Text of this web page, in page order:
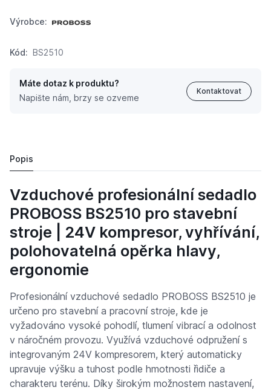
Výrobce:
Kód: BS2510
Máte dotaz k produktu?
Napište nám, brzy se ozveme
Kontaktovat
Popis
Vzduchové profesionální sedadlo
PROBOSS BS2510 pro stavební
stroje | 24V kompresor, vyhřívání,
polohovatelná opěrka hlavy,
ergonomie
Profesionální vzduchové sedadlo PROBOSS BS2510 je
určeno pro stavební a pracovní stroje, kde je
vyžadováno vysoké pohodlí, tlumení vibrací a odolnost
v náročném provozu. Využívá vzduchové odpružení s
integrovaným 24V kompresorem, který automaticky
upravuje výšku a tuhost podle hmotnosti řidiče a
charakteru terénu. Díky širokým možnostem nastavení,